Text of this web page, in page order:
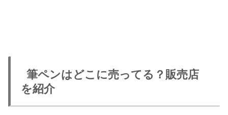
筆ペンはどこに売ってる？販売店
を紹介